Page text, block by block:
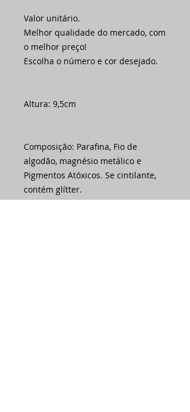
Valor unitário.
Melhor qualidade do mercado, com
o melhor preço!
Escolha o número e cor desejado.
Altura: 9,5cm
Composição: Parafina, Fio de
algodão, magnésio metálico e
Pigmentos Atóxicos. Se cintilante,
contém glítter.